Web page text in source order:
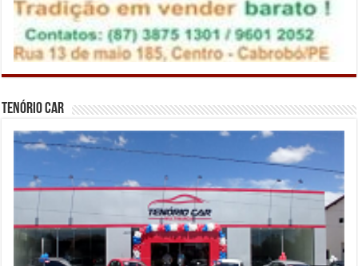
Tenório Car